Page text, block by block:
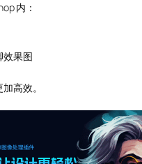
内：
效果图
高效。